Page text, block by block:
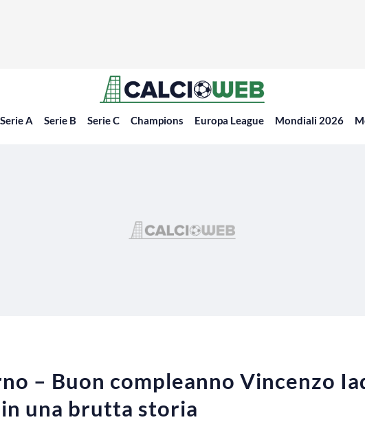
Serie A Serie B Serie C Champions Europa League Mondiali 2026
– Buon compleanno Vincenzo
una brutta storia